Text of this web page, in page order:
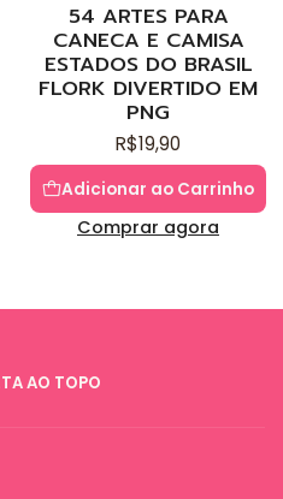
54 ARTES PARA
CANECA E CAMISA
ESTADOS DO BRASIL
FLORK DIVERTIDO EM
PNG
R$19,90
Adicionar ao Carrinho
Comprar agora
AO TOPO